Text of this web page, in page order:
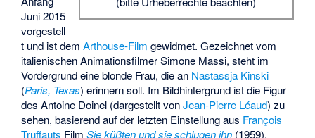
Juni 2015
vorgestell
t und ist demArthouse-Film gewidmet. Gezeichnet vom
italienischen AnimationsfilmerSimone Massi, steht im
Vordergrund eine blonde Frau, die an Nastassja Kinski
(Paris, Texas) erinnern soll. Im Bildhintergrund ist die Figur
des Antoine Doinel (dargestellt vonJean-Pierre Léaud) zu
sehen, basierend auf der letzten Einstellung aus François
Truffauts FilmSie küßten und sie schlugen ihn (1959).